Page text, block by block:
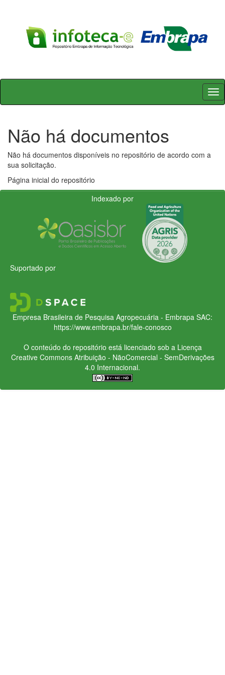
Skip
Não há documentos
Não há documentos disponíveis no repositório de acordo com a
sua solicitação.
Página inicial do repositório
Indexado por
Suportado por
Empresa Brasileira de Pesquisa Agropecuária - Embrapa SAC:
https://www.embrapa.br/fale-conosco
O conteúdo do repositório está licenciado sob a Licença
Creative CommonsAtribuição - NãoComercial - SemDerivações
4.0 Internacional.